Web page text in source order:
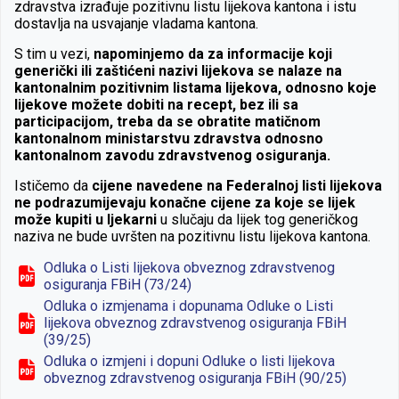
zdravstva izrađuje pozitivnu listu lijekova kantona i istu
dostavlja na usvajanje vladama kantona.
S tim u vezi, napominjemo da za informacije koji
generički ili zaštićeni nazivi lijekova se nalaze na
kantonalnim pozitivnim listama lijekova, odnosno koje
lijekove možete dobiti na recept, bez ili sa
participacijom, treba da se obratite matičnom
kantonalnom ministarstvu zdravstva odnosno
kantonalnom zavodu zdravstvenog osiguranja.
Ističemo da cijene navedene na Federalnoj listi lijekova
ne podrazumijevaju konačne cijene za koje se lijek
može kupiti u ljekarni u slučaju da lijek tog generičkog
naziva ne bude uvršten na pozitivnu listu lijekova kantona.
Odluka o Listi lijekova obveznog zdravstvenog
osiguranja FBiH (73/24)
Odluka o izmjenama i dopunama Odluke o Listi
lijekova obveznog zdravstvenog osiguranja FBiH
(39/25)
Odluka o izmjeni i dopuni Odluke o listi lijekova
obveznog zdravstvenog osiguranja FBiH (90/25)